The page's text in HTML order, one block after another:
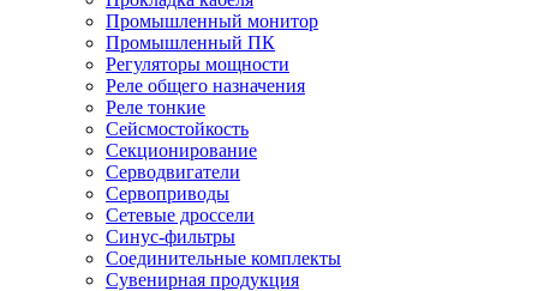
Промышленный монитор
Промышленный ПК
Регуляторы мощности
Реле общего назначения
Реле тонкие
Сейсмостойкость
Секционирование
Серводвигатели
Сервоприводы
Сетевые дроссели
Синус-фильтры
Соединительные комплекты
Сувенирная продукция